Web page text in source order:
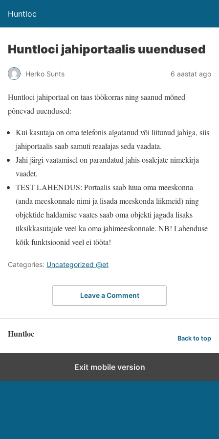
Huntloc
Huntloci jahiportaalis uuendused
Herko Sunts 6 aastat ago
Huntloci jahiportaal on taas töökorras ning saanud mõned
põnevad uuendused:
Kui kasutaja on oma telefonis algatanud või liitunud jahiga, siis
jahiportaalis saab samuti reaalajas seda vaadata.
Jahi järgi vaatamisel on parandatud jahis osalejate nimekirja
vaadet.
TEST LAHENDUS: Portaalis saab luua oma meeskonna
(anda meeskonnale nimi ja lisada meeskonda liikmeid) ning
objektide haldamise vaates saab oma objekti jagada lisaks
üksikkasutajale veel ka oma jahimeeskonnale. NB! Lahenduse
kõik funktsioonid veel ei tööta!
Categories: Uncategorized @et
Leave a Comment
Huntloc Back to top
Exit mobile version